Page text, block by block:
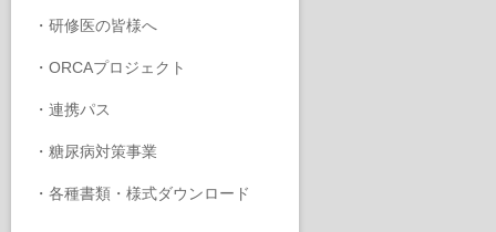
・ 研修医の皆様へ
・ ORCAプロジェクト
・ 連携パス
・ 糖尿病対策事業
・ 各種書類・様式ダウンロード